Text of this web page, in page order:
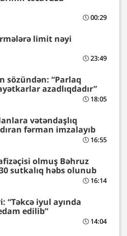
00:29
limit nəyi
23:49
sözündən: “Parlaq
azadlıqdadır”
18:05
vətəndaşlıq
fərman imzalayıb
16:55
olmuş Bəhruz
sutkalıq həbs olunub
16:14
“Təkcə iyul ayında
edilib”
14:04